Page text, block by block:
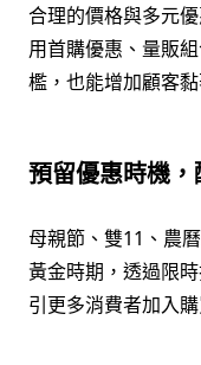
合理的價格與多元
用首購優惠、量販
檻，也能增加顧客黏
預留優惠時機，
母親節、雙11、農
黃金時期，透過限
引更多消費者加入購